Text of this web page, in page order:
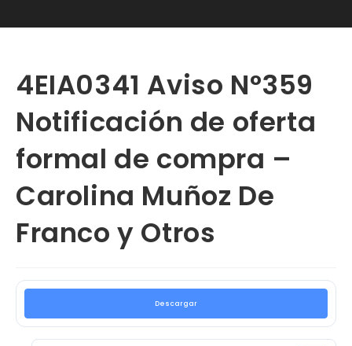
4EIA0341 Aviso N°359
Notificación de oferta
formal de compra –
Carolina Muñoz De
Franco y Otros
Descargar